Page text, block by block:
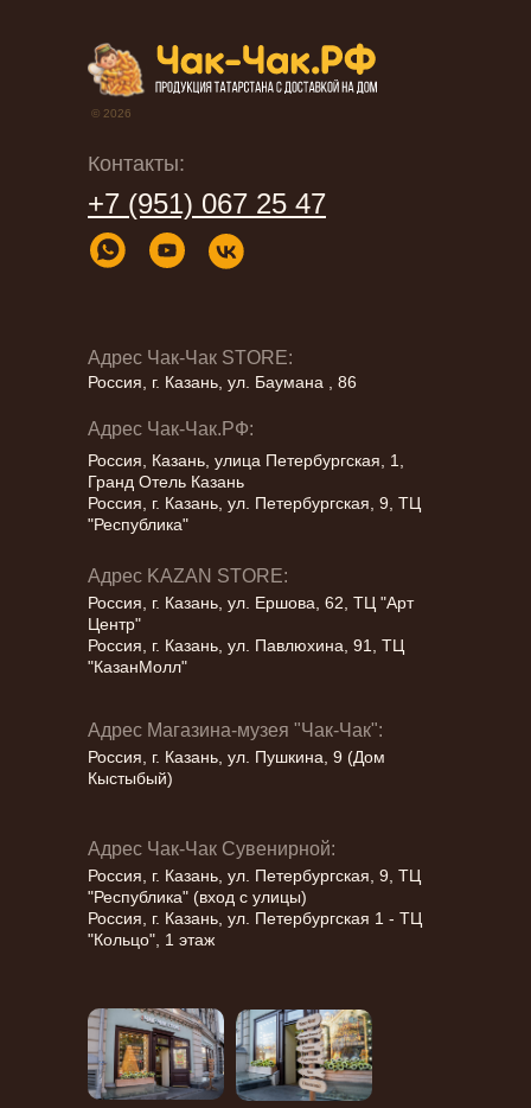
Казань, улица Петербургская, 1, Гранд
Казань, улица Петербургская, 9, ТЦ
Республика
Телефон:+7 (951) 067-25-47
Казань, ул. Ершова, 62, ТЦ «Арт Центр»
Казань, ​ул. Павлюхина, 91, ТЦ
"КазанМолл"
Телефон:+7 (951) 067-25-47
Адрес:
Кыстыбый)
Адрес:
Республика (вход с улицы)
Россия, г. Казань, ул. Баумана , 86
Адрес Чак-Чак STORE:
+7 (951) 067 25 47
Контакты:
© 2026
Россия, Казань, улица Петербургская, 1,
Гранд Отель Казань
Россия, г. Казань, ул. Петербургская, 9, ТЦ
"Республика"
Адрес Чак-Чак.РФ:
Россия, г. Казань, ул. Ершова, 62, ТЦ "Арт
Центр"
Россия, г. Казань, ул. Павлюхина, 91, ТЦ
"КазанМолл"
Адрес KAZAN STORE:
Россия, г. Казань, ул. Пушкина, 9 (Дом
Кыстыбый)
Адрес Магазина-музея "Чак-Чак":
Россия, г. Казань, ул. Петербургская, 9, ТЦ
"Республика" (вход с улицы)
Россия, г. Казань, ул. Петербургская 1 - ТЦ
"Кольцо", 1 этаж
Адрес Чак-Чак Сувенирной: